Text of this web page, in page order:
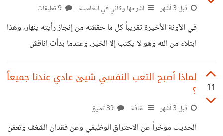
سلطة ومنفعة الشركة. الفكرة قابلة للتنفيذ والنجاح لأن عدد كبير
من عملاء هذه المؤسسات تعاملهم كان بسببي وبسبب فريقي
والذي بالمناسبة مستعد للبدء معي بمفردي. لكن رغم الخلاف على
قبل 3 أشهر اشرحها وكأني في الخامسة
في الآونة الأخيرة تقريباً كل ما حققته من إنجاز رأيته ينهار، وهذا
ابتلاء من الله وهو لا يكتب إلا الخير، وعندما بدأت اناقش
الاصدقاء من حولي هنا تضاربت الآراء بخصوص الحلول.
ولاحظت أن أكثر من شخص نصح بأن هذه فرصة لأن ابتعد عن
البيئة السابقة وأبدأ من جديد بشكل آخر وكأنني للتو في بداية
بالنسبة لي عقلي ونفسي كلاهما مقتنع أن سنوات من الإصلاح
11
لماذا أصبح التعب النفسي شيئ عادي عندنا جميعاً
؟
قبل 3 أشهر ثقافة
الحديث مؤخراً عن الاحتراق الوظيفي وعن فقدان الشغف وتعفن